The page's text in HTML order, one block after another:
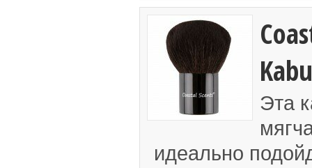
Эта
идеально